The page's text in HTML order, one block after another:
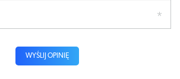
WYŚLIJ OPINIĘ